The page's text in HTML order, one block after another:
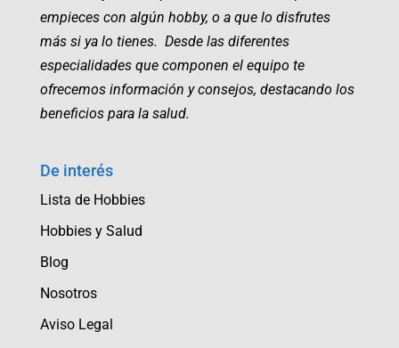
empieces con algún hobby, o a que lo disfrutes
más si ya lo tienes. Desde las diferentes
especialidades que componen el equipo te
ofrecemos información y consejos, destacando los
beneficios para la salud.
De interés
Lista de Hobbies
Hobbies y Salud
Blog
Nosotros
Aviso Legal